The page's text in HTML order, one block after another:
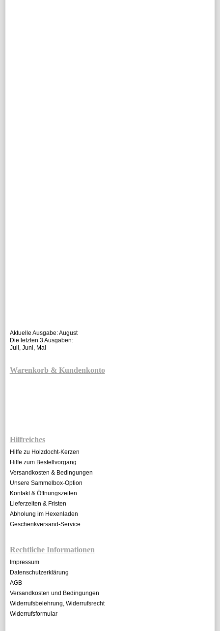
Aktuelle Ausgabe:August
Die letzten 3 Ausgaben:
Juli, Juni, Mai
Warenkorb & Kundenkonto
Hilfreiches
Hilfe zu Holzdocht-Kerzen
Hilfe zum Bestellvorgang
Versandkosten & Bedingungen
Unsere Sammelbox-Option
Kontakt & Öffnungszeiten
Lieferzeiten & Fristen
Abholung im Hexenladen
Geschenkversand-Service
Rechtliche Informationen
Impressum
Datenschutzerklärung
AGB
Versandkosten und Bedingungen
Widerrufsbelehrung, Widerrufsrecht
Widerrufsformular